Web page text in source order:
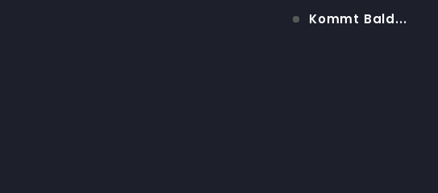
Kommt Bald...